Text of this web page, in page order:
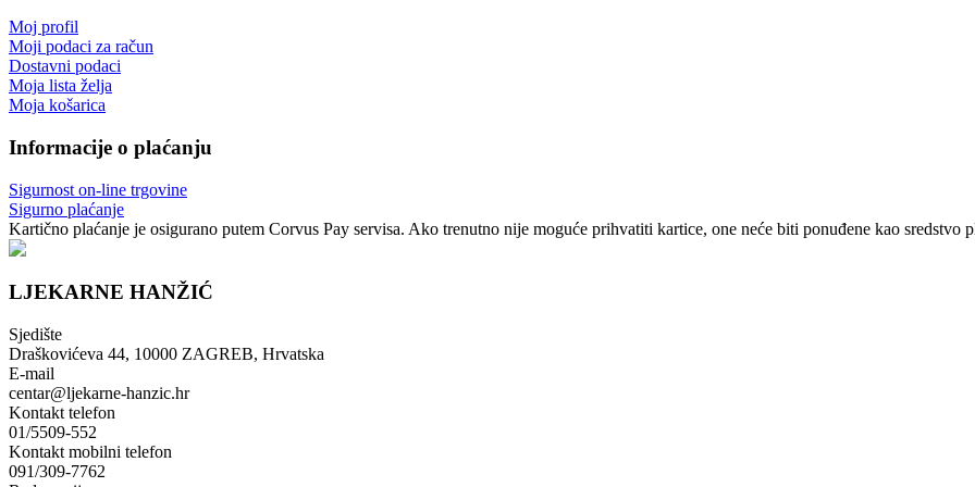
Moj profil
Moji podaci za račun
Dostavni podaci
Moja lista želja
Moja košarica
Informacije o plaćanju
Sigurnost on-line trgovine
Sigurno plaćanje
Kartično plaćanje je osigurano putem Corvus Pay servisa. Ako trenutno nije moguće prihvatiti kartice, one neće biti ponuđene kao sredstvo
LJEKARNE HANŽIĆ
Sjedište
Draškovićeva 44, 10000 ZAGREB, Hrvatska
E-mail
centar@ljekarne-hanzic.hr
Kontakt telefon
01/5509-552
Kontakt mobilni telefon
091/309-7762